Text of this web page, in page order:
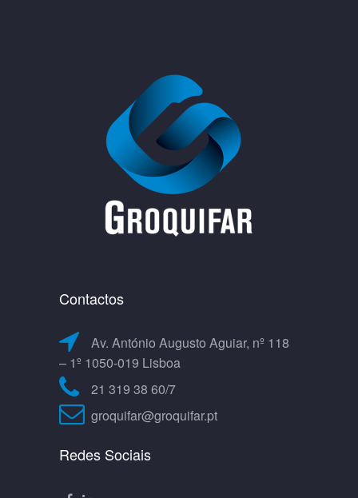
Contactos
Av. António Augusto Aguiar, nº 118
– 1º 1050-019 Lisboa
21 319 38 60/7
groquifar@groquifar.pt
Redes Sociais